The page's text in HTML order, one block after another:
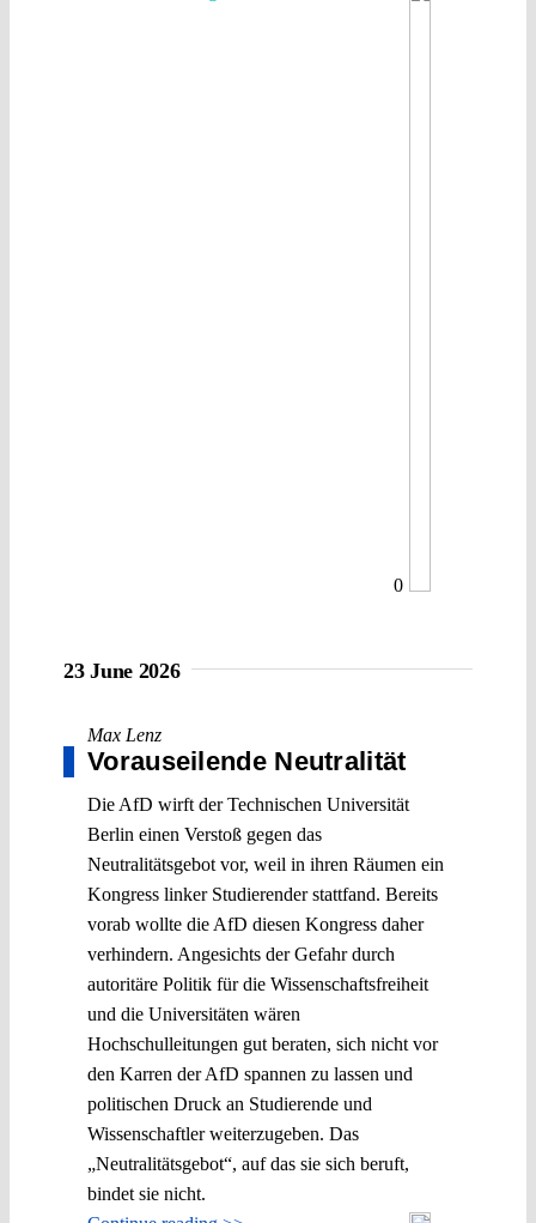
0
23 June 2026
Max Lenz
Vorauseilende Neutralität
Die AfD wirft der Technischen Universität
Berlin einen Verstoß gegen das
Neutralitätsgebot vor, weil in ihren Räumen ein
Kongress linker Studierender stattfand. Bereits
vorab wollte die AfD diesen Kongress daher
verhindern. Angesichts der Gefahr durch
autoritäre Politik für die Wissenschaftsfreiheit
und die Universitäten wären
Hochschulleitungen gut beraten, sich nicht vor
den Karren der AfD spannen zu lassen und
politischen Druck an Studierende und
Wissenschaftler weiterzugeben. Das
„Neutralitätsgebot“, auf das sie sich beruft,
bindet sie nicht.